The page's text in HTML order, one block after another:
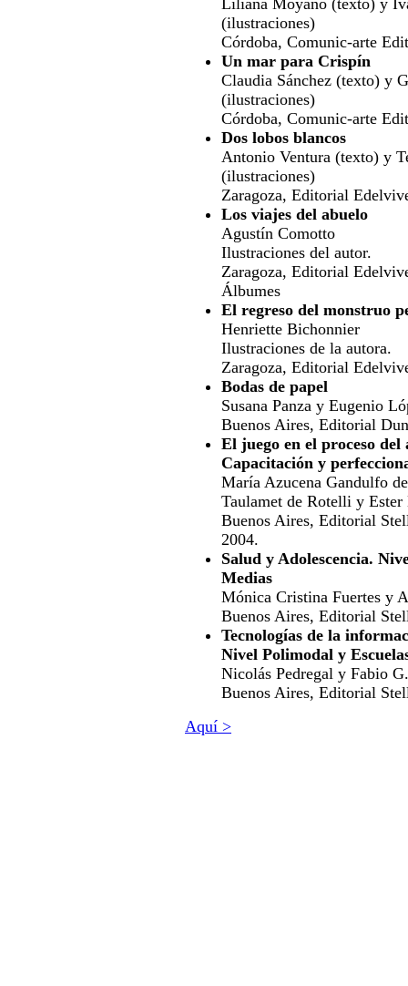
(ilustraciones)
Córdoba, Comunic-arte
Un mar para Crispín
Claudia Sánchez (texto) y
(ilustraciones)
Córdoba, Comunic-arte
Dos lobos blancos
Antonio Ventura (texto) y
(ilustraciones)
Zaragoza, Editorial
Los viajes del abuelo
Agustín Comotto
Ilustraciones del autor.
Zaragoza, Editorial
Álbumes
El regreso del monstruo
Henriette Bichonnier
Ilustraciones de la autora.
Zaragoza, Editorial
Bodas de papel
Susana Panza y Eugenio
Buenos Aires, Editorial
El juego en el proceso del
Capacitación y
María Azucena Gandulfo
Taulamet de Rotelli y
Buenos Aires, Editorial
2004.
Salud y Adolescencia.
Medias
Mónica Cristina Fuertes y
Buenos Aires, Editorial
Tecnologías de la
Nivel Polimodal y
Nicolás Pedregal y Fabio
Buenos Aires, Editorial
Aquí >